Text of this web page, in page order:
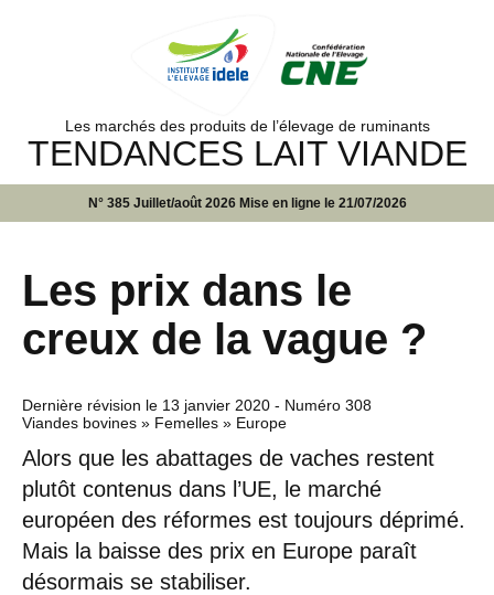
Les marchés des produits de l’élevage de ruminants
TENDANCES LAIT VIANDE
N° 385 Juillet/août 2026 Mise en ligne le 21/07/2026
Les prix dans le
creux de la vague ?
Dernière révision le 13 janvier 2020 - Numéro 308
Viandes bovines » Femelles » Europe
Alors que les abattages de vaches restent
plutôt contenus dans l’UE, le marché
européen des réformes est toujours déprimé.
Mais la baisse des prix en Europe paraît
désormais se stabiliser.